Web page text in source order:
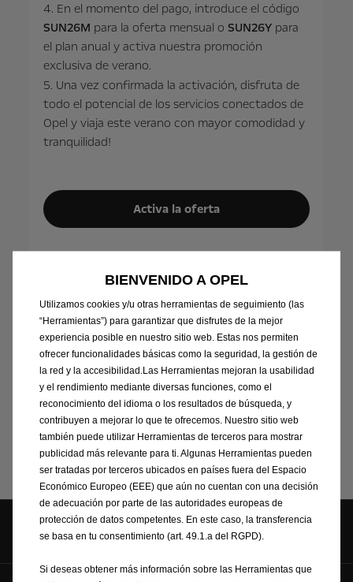
4. En el momento del pago, introduce el código
SUN26M para la oferta mensual oSUN26Y para
el plan anual y activa nuestra promoción
exclusiva de verano.
5. Una vez confirmada la activación, disfruta de
todo el potencial de los servicios conectados de
Opel y viaja este verano con mayor comodidad y
tranquilidad!
Activa la oferta
La disponibilidad de los servicios conectados, incluido Connect
PLUS, puede variar en función del modelo de Opel y las
especificaciones del vehículo. Puedes consultar los servicios
disponibles para tu vehículo iniciando sesión en la tienda de
servicios conectados de Opel.
% en el plan anual se aplicarán al final de su suscripción actual.
Si aún se encuentra en periodo de prueba, puede ampliarlo
hasta 3 meses. Una vez finalizado el periodo de prueba, el precio
promocional se aplicará automáticamente.
Promoción válida hasta el31/08/2026. Puede cancelar su
suscripción en cualquier momento.
Síguenos en
BIENVENIDO A OPEL
Utilizamos cookies y/u otras herramientas de seguimiento (las
“Herramientas”) para garantizar que disfrutes de la mejor
experiencia posible en nuestro sitio web. Estas nos permiten
ofrecer funcionalidades básicas como la seguridad, la gestión de
la red y la accesibilidad.Las Herramientas mejoran la usabilidad
y el rendimiento mediante diversas funciones, como el
reconocimiento del idioma o los resultados de búsqueda, y
contribuyen a mejorar lo que te ofrecemos. Nuestro sitio web
también puede utilizar Herramientas de terceros para mostrar
publicidad más relevante para ti. Algunas Herramientas pueden
ser tratadas por terceros ubicados en países fuera del Espacio
Económico Europeo (EEE) que aún no cuentan con una decisión
de adecuación por parte de las autoridades europeas de
protección de datos competentes. En este caso, la transferencia
se basa en tu consentimiento (art. 49.1.a del RGPD).
Si deseas obtener más información sobre las Herramientas que